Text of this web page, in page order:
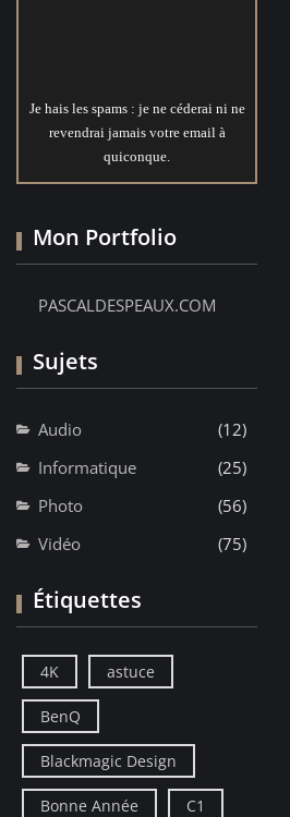
Je hais les spams : je ne céderai ni ne
revendrai jamais votre email à
quiconque.
Mon Portfolio
PASCALDESPEAUX.COM
Sujets
Audio
(12)
Informatique
(25)
Photo
(56)
Vidéo
(75)
Étiquettes
4K astuce
BenQ
Blackmagic Design
Bonne Année C1